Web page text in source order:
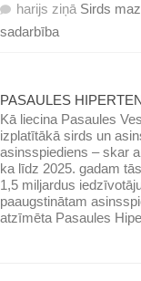
harijs ziņā Sirds
sadarbība
PASAULES
Kā liecina Pasaules
izplatītākā sirds un
asinsspiediens – skar
ka līdz 2025. gadam
1,5 miljardus
paaugstinātam
atzīmēta Pasaules